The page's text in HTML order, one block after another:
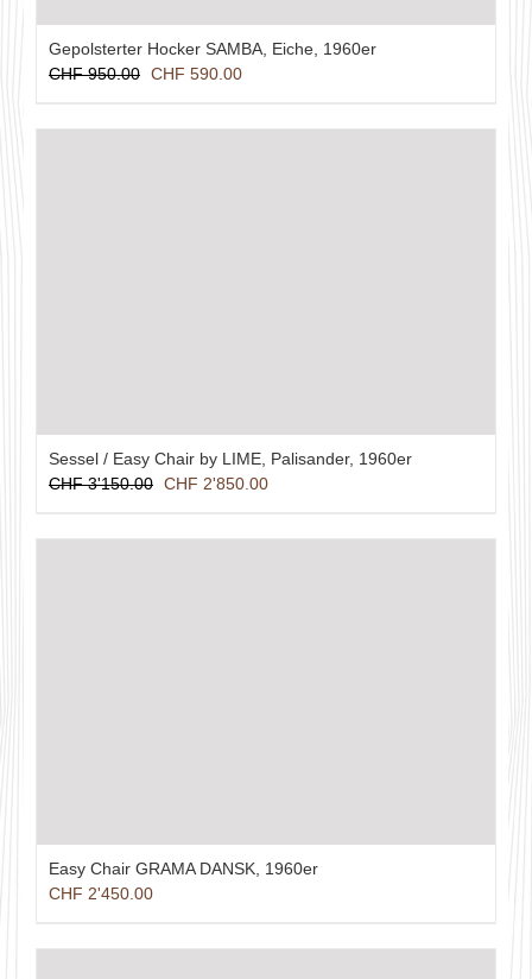
Gepolsterter Hocker SAMBA, Eiche, 1960er
CHF950.00 Ursprünglicher
CHF 590.00Aktueller
Sessel / Easy Chair by LIME, Palisander, 1960er
CHF3'150.00 Ursprünglicher
CHF 2'850.00Aktueller
Easy Chair GRAMA DANSK, 1960er
CHF 2'450.00